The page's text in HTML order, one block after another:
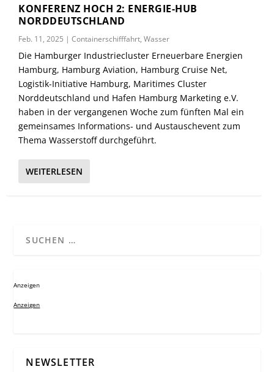
KONFERENZ HOCH 2: ENERGIE-HUB
NORDDEUTSCHLAND
Feb. 11, 2025 |Containerschifffahrt,Wasser
Die Hamburger Industriecluster Erneuerbare Energien
Hamburg, Hamburg Aviation, Hamburg Cruise Net,
Logistik-Initiative Hamburg, Maritimes Cluster
Norddeutschland und Hafen Hamburg Marketing e.V.
haben in der vergangenen Woche zum fünften Mal ein
gemeinsames Informations- und Austauschevent zum
Thema Wasserstoff durchgeführt.
WEITERLESEN
Anzeigen
Anzeigen
NEWSLETTER